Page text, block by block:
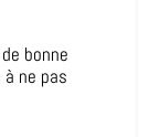
bonne
à ne pas